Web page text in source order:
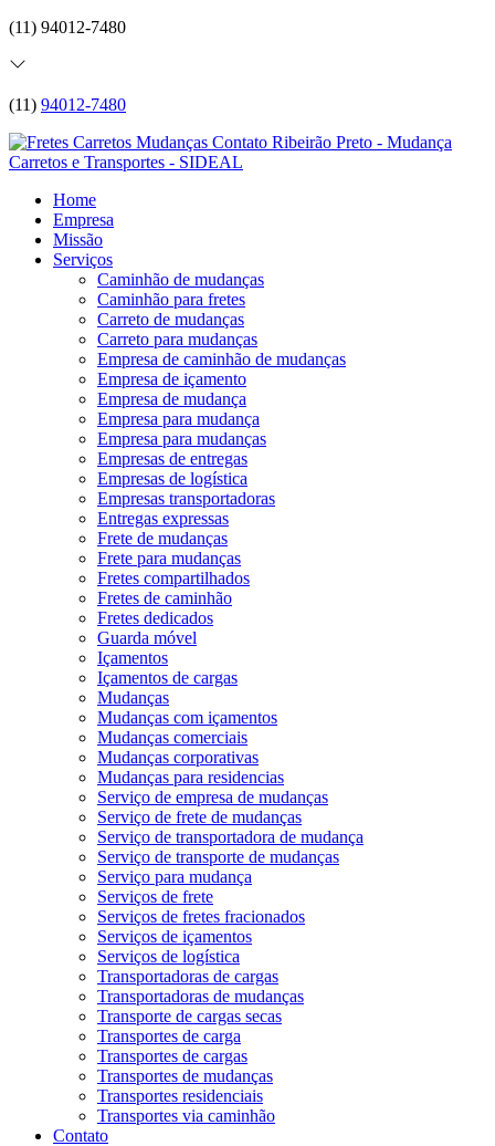
(11) 94012-7480
(11) 94012-7480
Home
Empresa
Missão
Serviços
Caminhão de mudanças
Caminhão para fretes
Carreto de mudanças
Carreto para mudanças
Empresa de caminhão de mudanças
Empresa de içamento
Empresa de mudança
Empresa para mudança
Empresa para mudanças
Empresas de entregas
Empresas de logística
Empresas transportadoras
Entregas expressas
Frete de mudanças
Frete para mudanças
Fretes compartilhados
Fretes de caminhão
Fretes dedicados
Guarda móvel
Içamentos
Içamentos de cargas
Mudanças
Mudanças com içamentos
Mudanças comerciais
Mudanças corporativas
Mudanças para residencias
Serviço de empresa de mudanças
Serviço de frete de mudanças
Serviço de transportadora de mudança
Serviço de transporte de mudanças
Serviço para mudança
Serviços de frete
Serviços de fretes fracionados
Serviços de içamentos
Serviços de logística
Transportadoras de cargas
Transportadoras de mudanças
Transporte de cargas secas
Transportes de carga
Transportes de cargas
Transportes de mudanças
Transportes residenciais
Transportes via caminhão
Contato